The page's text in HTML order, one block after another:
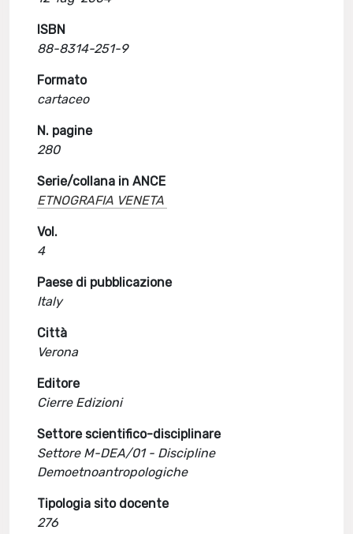
ISBN
88-8314-251-9
Formato
cartaceo
N. pagine
280
Serie/collana in ANCE
ETNOGRAFIA VENETA
Vol.
4
Paese di pubblicazione
Italy
Città
Verona
Editore
Cierre Edizioni
Settore scientifico-disciplinare
Settore M-DEA/01 - Discipline
Demoetnoantropologiche
Tipologia sito docente
276